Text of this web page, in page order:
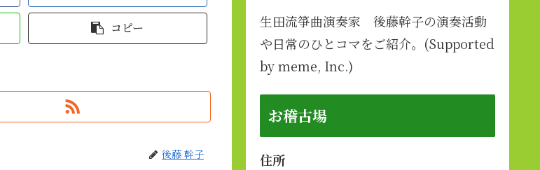
コピー
後藤 幹子
生田流箏曲演奏家 後藤幹子の演奏活動
や日常のひとコマをご紹介。(Supported
by meme, Inc.)
お稽古場
住所